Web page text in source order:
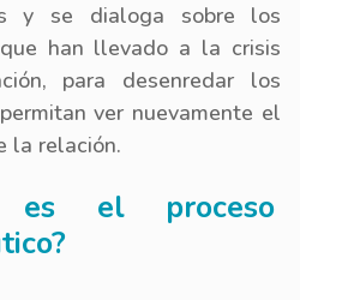
y se dialoga sobre los
han llevado a la crisis
para desenredar los
ver nuevamente el
la relación.
es el proceso